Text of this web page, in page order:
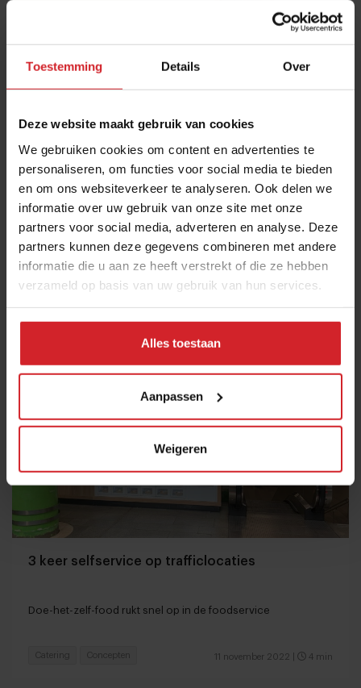
Toestemming Details Over
Deze website maakt gebruik van cookies
We gebruiken cookies om content en advertenties te
personaliseren, om functies voor social media te bieden
en om ons websiteverkeer te analyseren. Ook delen we
informatie over uw gebruik van onze site met onze
partners voor social media, adverteren en analyse. Deze
partners kunnen deze gegevens combineren met andere
informatie die u aan ze heeft verstrekt of die ze hebben
verzameld op basis van uw gebruik van hun services.
Alles toestaan
Aanpassen
Weigeren
Big data onthult de verborgen kracht van
micromoleculen in onze voeding
Volgens trendwatcher Herman Konings moeten we massaal
11 november 2022 | 5 min
Producenten Food
3 keer selfservice op trafficlocaties
Doe-het-zelf-food rukt snel op in de foodservice
11 november 2022 4 min
Catering Concepten